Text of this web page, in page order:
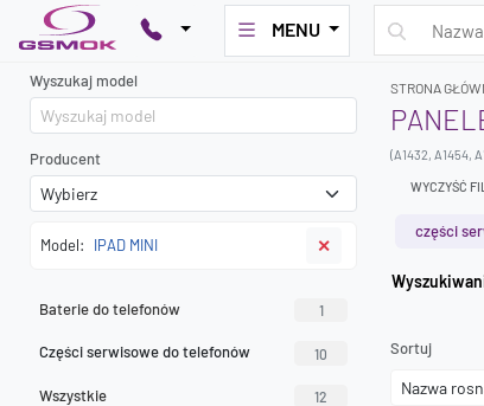
MENU
Wyszukaj model
Producent
Model: IPAD MINI ✕
Baterie do telefonów 1
Części serwisowe do telefonów 10
Wszystkie 12
STRONA
(A1432, A1454,
WYCZYŚĆ
części
Sortuj